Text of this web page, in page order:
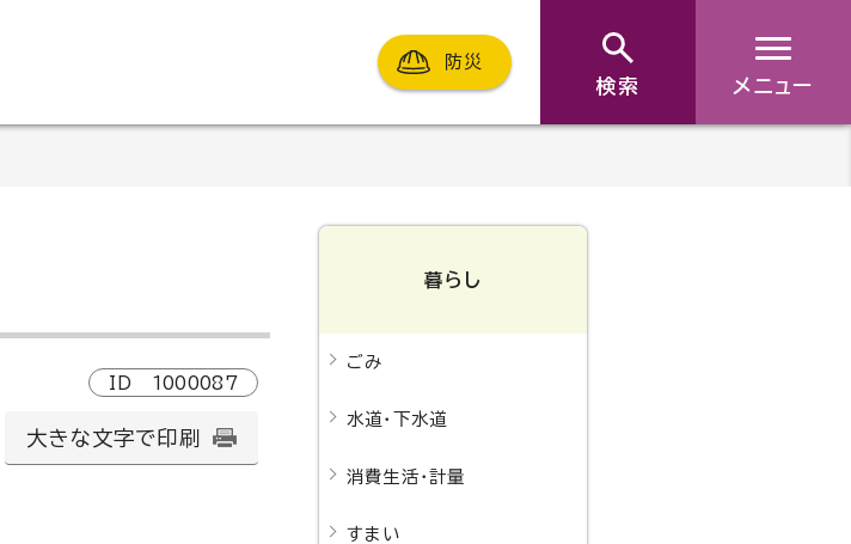
防災
検索 メニュー
ID 1000087
大きな文字で印刷
暮らし
ごみ
水道・下水道
消費生活・計量
すまい